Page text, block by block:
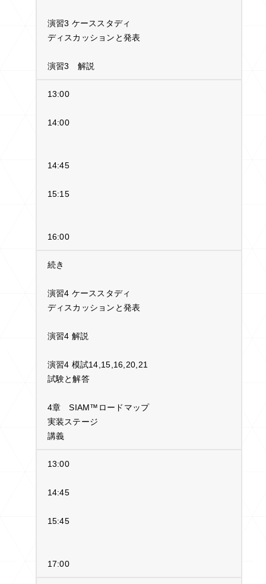
演習3 ケーススタディ
ディスカッションと発表
演習3 解説
13:00
14:00
14:45
15:15
16:00
続き
演習4 ケーススタディ
ディスカッションと発表
演習4 解説
演習4 模試14,15,16,20,21
試験と解答
4章 SIAM™ロードマップ
実装ステージ
講義
13:00
14:45
15:45
17:00